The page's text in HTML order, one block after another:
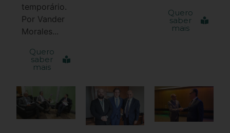
temporário.
Por Vander
Morales...
Quero
saber
mais
Quero
saber
mais